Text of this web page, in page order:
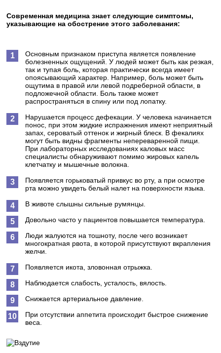
Современная медицина знает следующие симптомы,
указывающие на обострение этого заболевания:
Основным признаком приступа является появление
болезненных ощущений. У людей может быть как резкая,
так и тупая боль, которая практически всегда имеет
опоясывающий характер. Например, боль может быть
ощутима в правой или левой подреберной области, в
подложечной области. Боль также может
распространяться в спину или под лопатку.
Нарушается процесс дефекации. У человека начинается
понос, при этом жидкие испражнения имеют неприятный
запах, сероватый оттенок и жирный блеск. В фекалиях
могут быть видны фрагменты непереваренной пищи.
При лабораторных исследованиях каловых масс
специалисты обнаруживают помимо жировых капель
клетчатку и мышечные волокна.
Появляется горьковатый привкус во рту, а при осмотре
рта можно увидеть белый налет на поверхности языка.
В животе слышны сильные румянцы.
Довольно часто у пациентов повышается температура.
Люди жалуются на тошноту, после чего возникает
многократная рвота, в которой присутствуют вкрапления
желчи.
Появляется икота, зловонная отрыжка.
Наблюдается слабость, усталость, вялость.
Снижается артериальное давление.
При отсутствии аппетита происходит быстрое снижение
веса.